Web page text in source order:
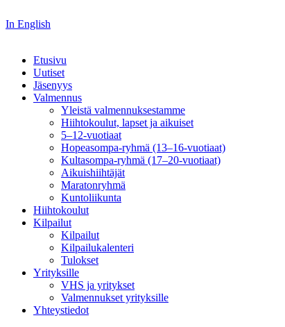
In English
Etusivu
Uutiset
Jäsenyys
Valmennus
Yleistä valmennuksestamme
Hiihtokoulut, lapset ja aikuiset
5–12-vuotiaat
Hopeasompa-ryhmä (13–16-vuotiaat)
Kultasompa-ryhmä (17–20-vuotiaat)
Aikuishiihtäjät
Maratonryhmä
Kuntoliikunta
Hiihtokoulut
Kilpailut
Kilpailut
Kilpailukalenteri
Tulokset
Yrityksille
VHS ja yritykset
Valmennukset yrityksille
Yhteystiedot